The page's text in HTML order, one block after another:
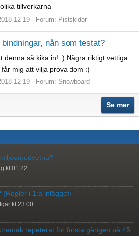
tillverkarna
12-19 Forum: Pistskidor
bindningar, nån som testat?
denna så kika in! :) Några riktigt vettiga
mig att vilja prova dom :)
12-19 Forum: Snowboard
Se mer
kl 01:22
(Regler i 1:a inlägget)
Igår kl 23:00
repeterat för första gången på 45